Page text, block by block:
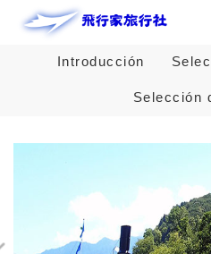
Introducción
Selección